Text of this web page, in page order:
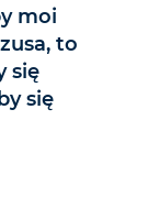
moi
to
się
się